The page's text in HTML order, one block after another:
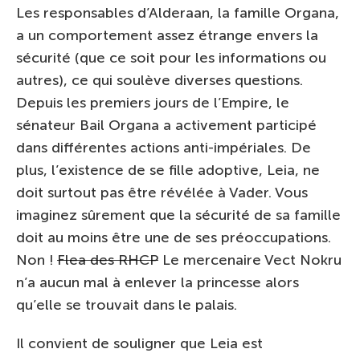
Les responsables d’Alderaan, la famille Organa,
a un comportement assez étrange envers la
sécurité (que ce soit pour les informations ou
autres), ce qui soulève diverses questions.
Depuis les premiers jours de l’Empire, le
sénateur Bail Organa a activement participé
dans différentes actions anti-impériales. De
plus, l’existence de se fille adoptive, Leia, ne
doit surtout pas être révélée à Vader. Vous
imaginez sûrement que la sécurité de sa famille
doit au moins être une de ses préoccupations.
Non ! Flea des RHCP Le mercenaire Vect Nokru
n’a aucun mal à enlever la princesse alors
qu’elle se trouvait dans le palais.
Il convient de souligner que Leia est